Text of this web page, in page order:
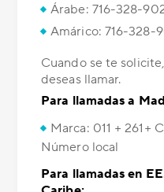
Árabe: 716-328-
Amárico: 716-328-
Cuando se te
deseas llamar.
Para llamadas a
Marca: 011 + 261+
Número local
Para llamadas en